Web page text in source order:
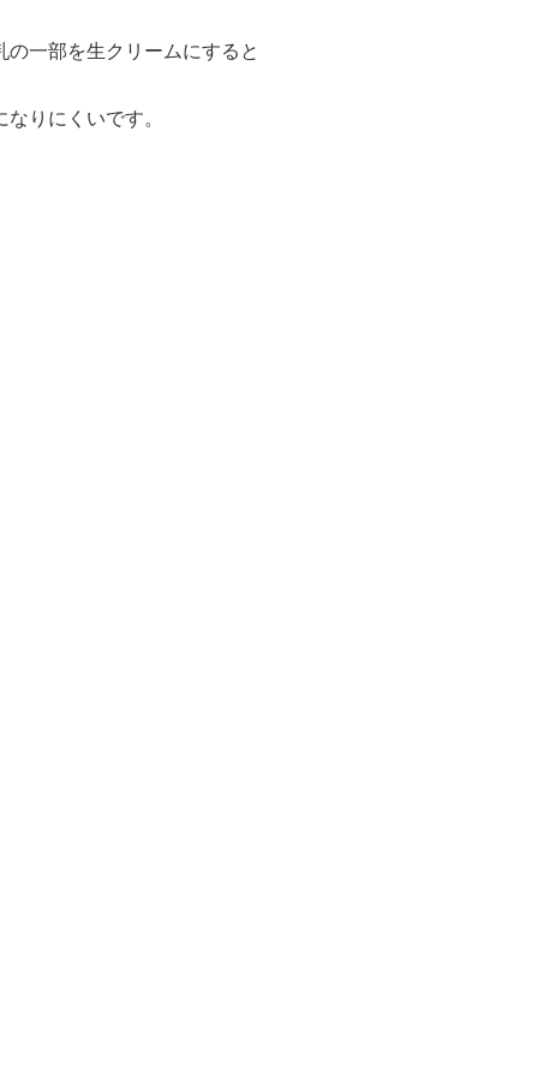
一部を生クリームにすると
りにくいです。